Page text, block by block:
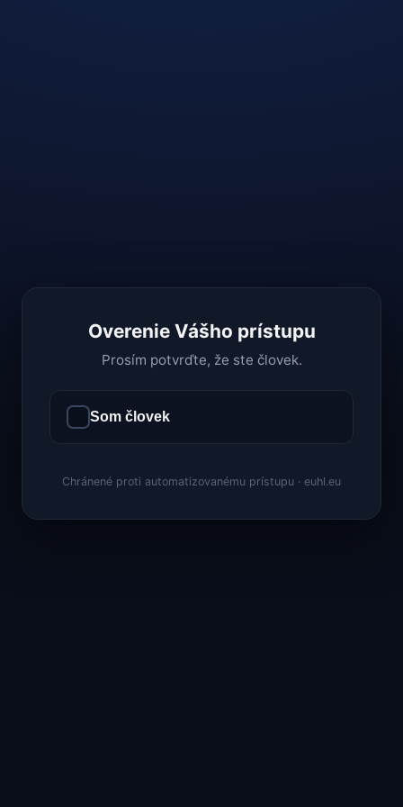
Overenie Vášho prístupu
Prosím potvrďte, že ste človek.
Som človek
Chránené proti automatizovanému prístupu · euhl.eu